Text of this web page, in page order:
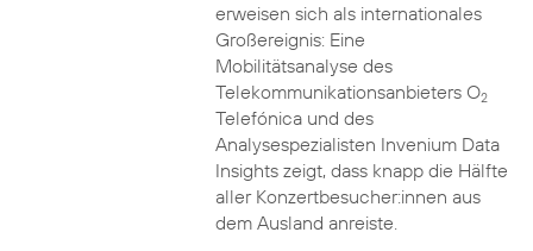
erweisen sich als internationales
Großereignis: Eine
Mobilitätsanalyse des
Telekommunikationsanbieters O2
Telefónica und des
Analysespezialisten Invenium Data
Insights zeigt, dass knapp die Hälfte
aller Konzertbesucher:innen aus
dem Ausland anreiste.